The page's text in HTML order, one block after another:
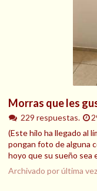
Morras que les
229 respuestas.
(Este hilo ha llegado al
pongan foto de alguna
hoyo que su sueño sea
Archivado por última vez